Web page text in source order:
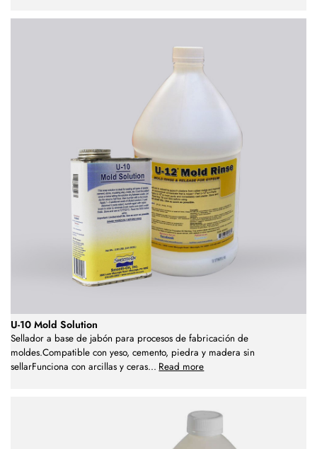
U-10 Mold Solution
Sellador a base de jabón para procesos de fabricación de
moldes.Compatible con yeso, cemento, piedra y madera sin
sellarFunciona con arcillas y ceras... Read more